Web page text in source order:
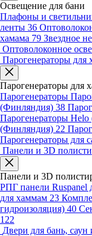
Освещение для бани
Плафоны и
ленты 36
хамама 79 Звездное
Оптоволоконное
Парогенераторы для
Парогенераторы для
Парогенераторы
(Финляндия) 38
Парогенераторы
(Финляндия) 22
Парогенераторы для
Панели и 3D
Панели и 3D
РПГ панели Ruspanel
для хаммам 23
гидроизоляция) 40
122
Двери для бань,